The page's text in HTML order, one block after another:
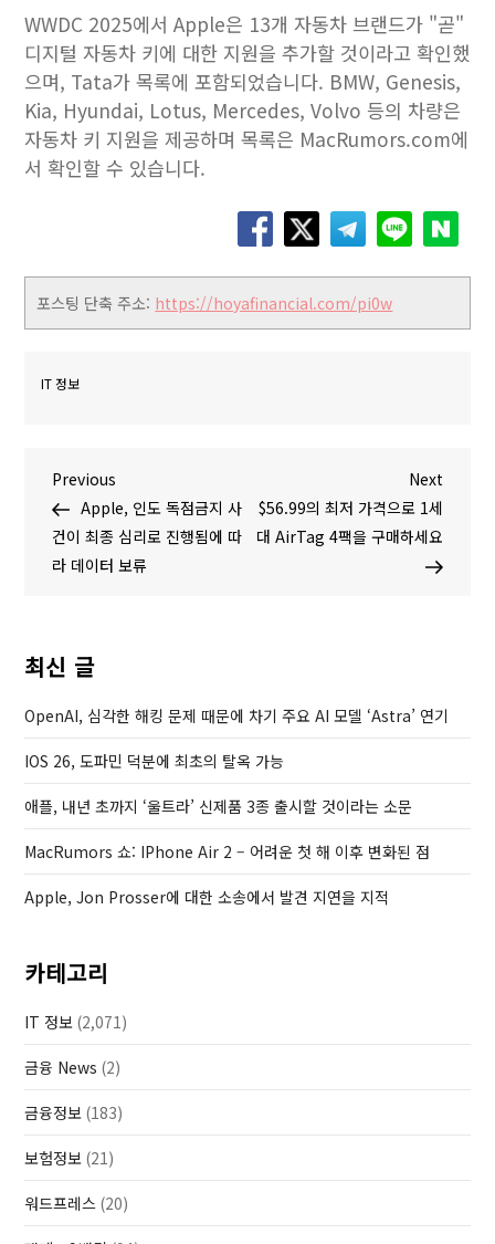
WWDC 2025에서 Apple은 13개 자동차 브랜드가 "곧"
디지털 자동차 키에 대한 지원을 추가할 것이라고 확인했
으며, Tata가 목록에 포함되었습니다. BMW, Genesis,
Kia, Hyundai, Lotus, Mercedes, Volvo 등의 차량은
자동차 키 지원을 제공하며 목록은 MacRumors.com에
서 확인할 수 있습니다.
포스팅 단축 주소: https://hoyafinancial.com/pi0w
IT 정보
글
탐
P
r
e
v
s
P
o
s
Previous
Apple, 인도 독점금지 사
건이 최종 심리로 진행됨에 따
라 데이터 보류
N
e
x
t
Next
$56.99의 최저 가격으로 1세
대 AirTag 4팩을 구매하세요
최신 글
OpenAI, 심각한 해킹 문제 때문에 차기 주요 AI 모델 ‘Astra’ 연기
IOS 26, 도파민 덕분에 최초의 탈옥 가능
애플, 내년 초까지 ‘울트라’ 신제품 3종 출시할 것이라는 소문
MacRumors 쇼: IPhone Air 2 – 어려운 첫 해 이후 변화된 점
Apple, Jon Prosser에 대한 소송에서 발견 지연을 지적
카테고리
IT 정보 (2,071)
금융 News (2)
금융정보 (183)
보험정보 (21)
워드프레스 (20)